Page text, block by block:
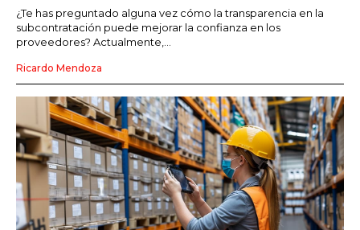
¿Te has preguntado alguna vez cómo la transparencia en la
subcontratación puede mejorar la confianza en los
proveedores? Actualmente,...
Ricardo Mendoza